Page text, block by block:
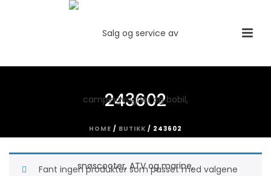
243602
HOME / BUTIKK / 243602
Fant ingen produkter som passet med valgene